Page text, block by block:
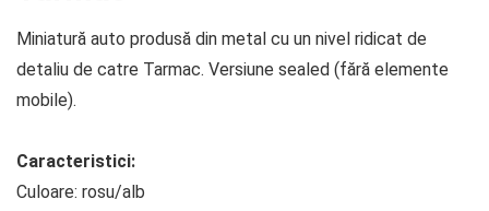
Miniatură auto produsă din metal cu un nivel ridicat de
detaliu de catre Tarmac. Versiune sealed (fără elemente
mobile).
Caracteristici:
Culoare: rosu/alb